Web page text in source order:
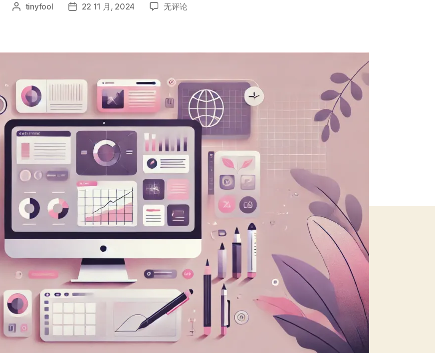
文 tinyfool
发 22 11 月, 2024
自
作
QRIES
方
法
论，
初
学
者
如
何
出
让
人
信
的
好
文
无评论